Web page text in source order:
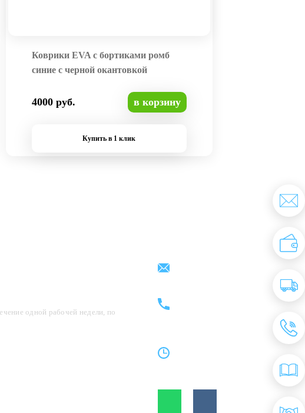
Коврики EVA с бортиками ромб
синие с черной окантовкой
4000 руб. в корзину
Купить в 1 клик
одной рабочей недели, по